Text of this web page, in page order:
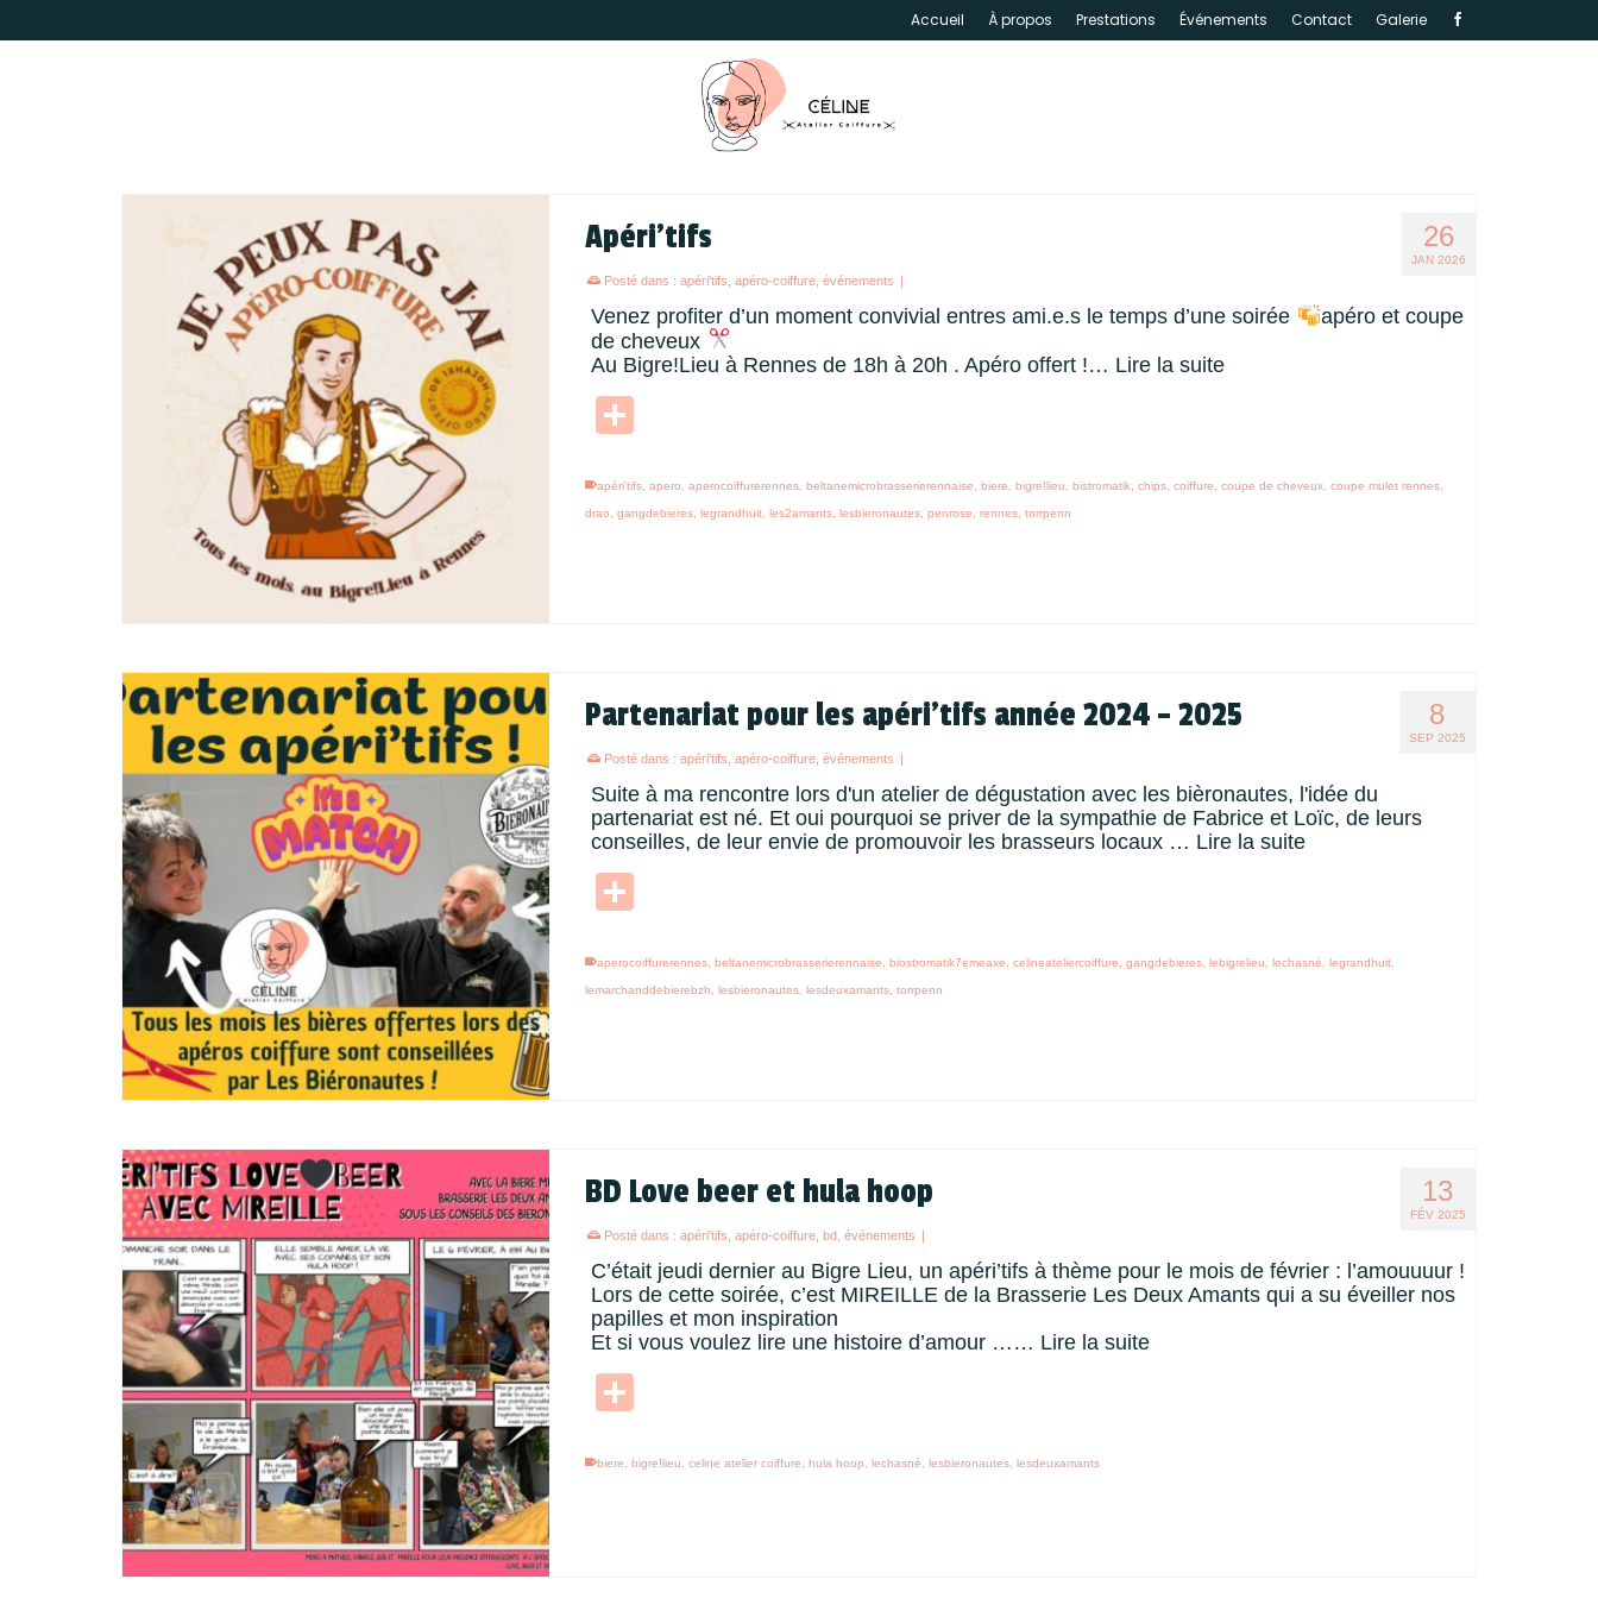
Accueil À propos Prestations Événements Contact Galerie
26
JAN 2026
Apéri’tifs
Posté dans :apéri'tifs ,apéro-coiffure ,événements
Venez profiter d’un moment convivial entres ami.e.s le temps d’une soirée
apéro et coupe
de cheveux
Au Bigre!Lieu à Rennes de 18h à 20h . Apéro offert !… Lire la suite
apéri'tifs ,apero ,aperocoiffurerennes ,beltanemicrobrasserierennaise ,biere ,bigre!lieu ,bistromatik ,chips ,coiffure ,coupe de cheveux ,coupe mulet rennes
drao ,gangdebieres ,legrandhuit ,les2amants ,lesbieronautes ,penrose ,rennes ,torrpenn
8
SEP 2025
Partenariat pour les apéri’tifs année 2024 – 2025
Posté dans :apéri'tifs ,apéro-coiffure ,événements |
Suite à ma rencontre lors d'un atelier de dégustation avec les bièronautes, l'idée du
partenariat est né. Et oui pourquoi se priver de la sympathie de Fabrice et Loïc, de leurs
conseilles, de leur envie de promouvoir les brasseurs locaux … Lire la suite
aperocoiffurerennes ,beltanemicrobrasserierennaise ,biostromatik7emeaxe ,celineateliercoiffure ,gangdebieres ,lebigrelieu ,lechasné ,legrandhuit
lemarchanddebierebzh ,lesbieronautes ,lesdeuxamants ,torrpenn
13
FÉV 2025
BD Love beer et hula hoop
Posté dans :apéri'tifs ,apéro-coiffure ,bd ,événements |
C’était jeudi dernier au Bigre Lieu, un apéri’tifs à thème pour le mois de février : l’amouuuur !
Lors de cette soirée, c’est MIREILLE de la Brasserie Les Deux Amants qui a su éveiller nos
papilles et mon inspiration
Et si vous voulez lire une histoire d’amour …… Lire la suite
biere ,bigre!lieu ,celine atelier coiffure ,hula hoop ,lechasné ,lesbieronautes ,lesdeuxamants